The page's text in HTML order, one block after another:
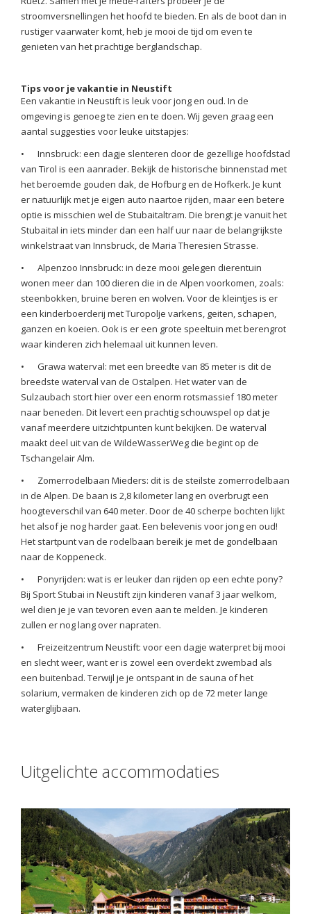
stroomversnellingen het hoofd te bieden. En als de boot dan in
rustiger vaarwater komt, heb je mooi de tijd om even te
genieten van het prachtige berglandschap.
Tips voor je vakantie in Neustift
Een vakantie in Neustift is leuk voor jong en oud. In de
omgeving is genoeg te zien en te doen. Wij geven graag een
aantal suggesties voor leuke uitstapjes:
•
Innsbruck: een dagje slenteren door de gezellige hoofdstad
van Tirol is een aanrader. Bekijk de historische binnenstad met
het beroemde gouden dak, de Hofburg en de Hofkerk. Je kunt
er natuurlijk met je eigen auto naartoe rijden, maar een betere
optie is misschien wel de Stubaitaltram. Die brengt je vanuit het
Stubaital in iets minder dan een half uur naar de belangrijkste
winkelstraat van Innsbruck, de Maria Theresien Strasse.
•
Alpenzoo Innsbruck: in deze mooi gelegen dierentuin
wonen meer dan 100 dieren die in de Alpen voorkomen, zoals:
steenbokken, bruine beren en wolven. Voor de kleintjes is er
een kinderboerderij met Turopolje varkens, geiten, schapen,
ganzen en koeien. Ook is er een grote speeltuin met berengrot
waar kinderen zich helemaal uit kunnen leven.
•
Grawa waterval: met een breedte van 85 meter is dit de
breedste waterval van de Ostalpen. Het water van de
Sulzaubach stort hier over een enorm rotsmassief 180 meter
naar beneden. Dit levert een prachtig schouwspel op dat je
vanaf meerdere uitzichtpunten kunt bekijken. De waterval
maakt deel uit van de WildeWasserWeg die begint op de
Tschangelair Alm.
•
Zomerrodelbaan Mieders: dit is de steilste zomerrodelbaan
in de Alpen. De baan is 2,8 kilometer lang en overbrugt een
hoogteverschil van 640 meter. Door de 40 scherpe bochten lijkt
het alsof je nog harder gaat. Een belevenis voor jong en oud!
Het startpunt van de rodelbaan bereik je met de gondelbaan
naar de Koppeneck.
•
Ponyrijden: wat is er leuker dan rijden op een echte pony?
Bij Sport Stubai in Neustift zijn kinderen vanaf 3 jaar welkom,
wel dien je je van tevoren even aan te melden. Je kinderen
zullen er nog lang over napraten.
•
Freizeitzentrum Neustift: voor een dagje waterpret bij mooi
en slecht weer, want er is zowel een overdekt zwembad als
een buitenbad. Terwijl je je ontspant in de sauna of het
solarium, vermaken de kinderen zich op de 72 meter lange
waterglijbaan.
Uitgelichte accommodaties